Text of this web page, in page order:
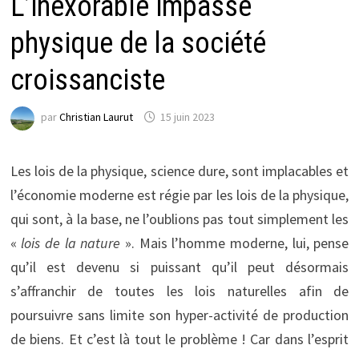
physique de la société
croissanciste
parChristian Laurut 15 juin 2023
Les lois de la physique, science dure, sont implacables et
l’économie moderne est régie par les lois de la physique,
qui sont, à la base, ne l’oublions pas tout simplement les
«lois de la nature ». Mais l’homme moderne, lui, pense
qu’il est devenu si puissant qu’il peut désormais
s’affranchir de toutes les lois naturelles afin de
poursuivre sans limite son hyper-activité de production
de biens. Et c’est là tout le problème ! Car dans l’esprit